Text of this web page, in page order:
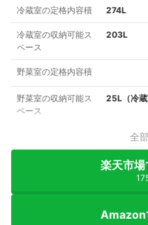
冷蔵室の定格内容積 274L
冷蔵室の収納可能ス
ペース
203L
野菜室の定格内容積
野菜室の収納可能ス
ペース
25L（冷蔵
全
楽天市
Amazon